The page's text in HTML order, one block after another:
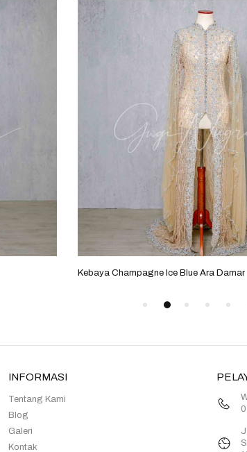
Kebaya Champagne Ice Blue Ara Damar
INFORMASI
Tentang Kami
Blog
Galeri
Kontak